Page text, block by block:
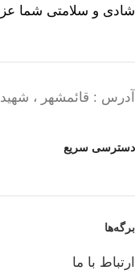
شادی و سلامتی شما
آدرس : قائمشهر ، شهید بهشتی
دسترسی سریع
برگه‌ها
ارتباط با ما